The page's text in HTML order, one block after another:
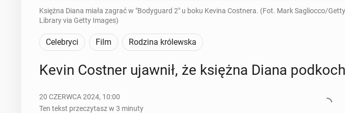
Księżna Diana miała zagrać w "Bodyguard 2" u boku Kevina Costnera. (Fot. Mark Sagliocco/
Library via Getty Images)
Celebryci Film Rodzina królewska
Kevin Costner ujawnił, że księżna Diana
20 CZERWCA 2024, 10:00
Ten tekst przeczytasz w 3 minuty